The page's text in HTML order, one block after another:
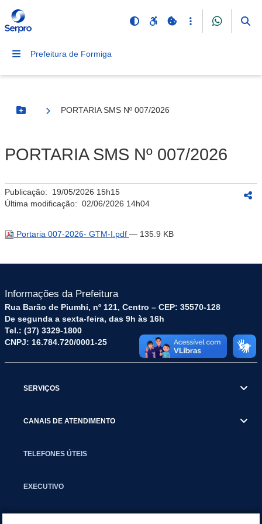
Prefeitura de Formiga
Botão Menu
PORTARIA SMS Nº 007/2026
PORTARIA SMS Nº 007/2026
Publicação: 19/05/2026 15h15
Última modificação: 02/06/2026 14h04
Portaria 007-2026- GTM-I.pdf — 135.9 KB
Informações da Prefeitura
Rua Barão de Piumhi, nº 121, Centro – CEP: 35570-128
De segunda a sexta-feira, das 9h às 16h
Tel.: (37) 3329-1800
CNPJ: 16.784.720/0001-25
SERVIÇOS
CANAIS DE ATENDIMENTO
TELEFONES ÚTEIS
EXECUTIVO